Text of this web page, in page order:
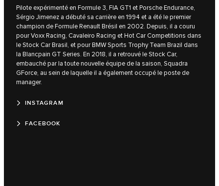
Pilote expérimenté en Formule 3, FIA GT1 et Porsche Endurance,
Sérgio Jimenez a débuté sa carrière en 1994 et a été le premier
champion de Formule Renault Brésil en 2002. Depuis, il a couru
pour Voxx Racing, Cavaleiro Racing et Hot Car Competitions dans
le Stock Car Brasil, et pour BMW Sports Trophy Team Brazil dans
la Blancpain GT Series. En 2018, il a retrouvé le Stock Car,
embauché par la toute nouvelle équipe de la saison, Squadra
GForce, au sein de laquelle il a également occupé le poste de
manager.
INSTAGRAM
FACEBOOK